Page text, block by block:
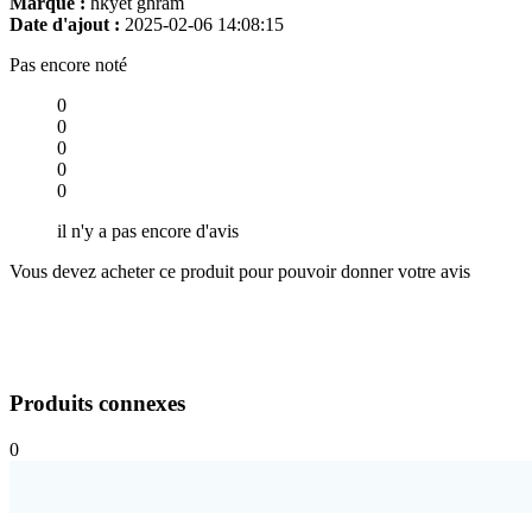
Date d'ajout : 2025-02-06 14:08:15
Pas encore noté
0
0
0
0
0
il n'y a pas encore d'avis
Vous devez acheter ce produit pour pouvoir donner votre avis
Produits connexes
0